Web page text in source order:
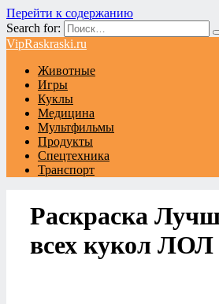
Перейти к содержанию
Search for:
VipRaskraski.ru
Животные
Игры
Куклы
Медицина
Мультфильмы
Продукты
Спецтехника
Транспорт
Раскраска
всех кукол ЛОЛ